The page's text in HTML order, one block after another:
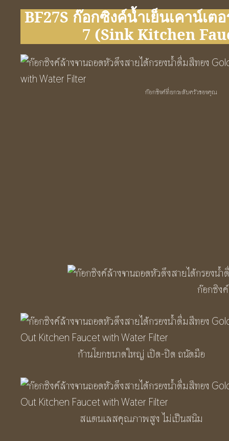
BF27S ก๊อกซิงค์น้ำเย็นเคาน์เต
7 (Sink Kitchen
ก๊อกซิงค์ที่ยกระดับครัวของคุณ
ก๊อกซิง
ก้านโยกขนาดใหญ่ เปิด-ปิด ถนัดมือ
สแตนเลสคุณภาพสูง ไม่เป็นสนิม